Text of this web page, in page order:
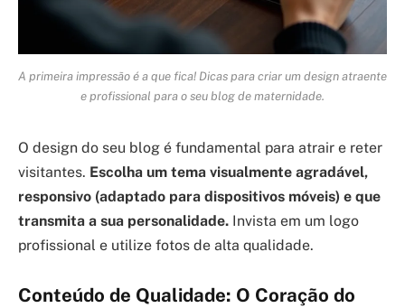
A primeira impressão é a que fica! Dicas para criar um design atraente
e profissional para o seu blog de maternidade.
O design do seu blog é fundamental para atrair e reter
visitantes. Escolha um tema visualmente agradável,
responsivo (adaptado para dispositivos móveis) e que
transmita a sua personalidade. Invista em um logo
profissional e utilize fotos de alta qualidade.
Conteúdo de Qualidade: O Coração do